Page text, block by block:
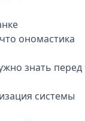
ономастика
знать перед
системы